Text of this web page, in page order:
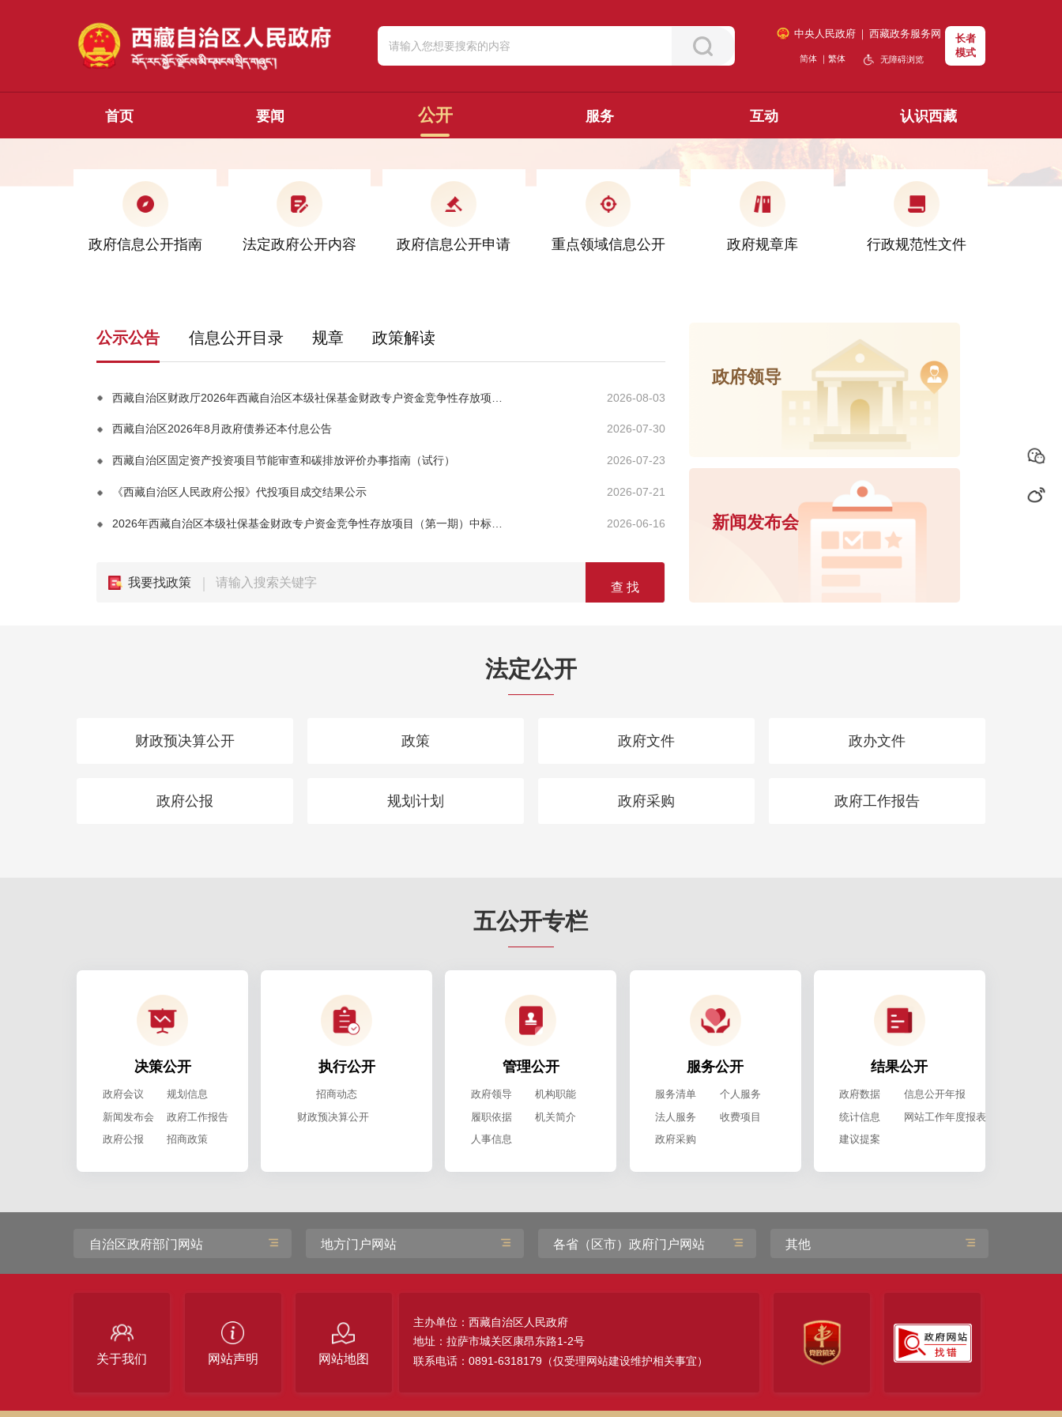
中央人民政府 ｜ 西藏政务服务网
简体｜ 繁体 无障碍浏览
长者
模式
首页 要闻 公开 服务 互动 认识西藏
政府信息公开指南 法定政府公开内容 政府信息公开申请 重点领域信息公开 政府规章库 行政规范性文件
公示公告 信息公开目录 规章 政策解读
2026-08-03
西藏自治区2026年8月政府债券还本付息公告 2026-07-30
西藏自治区固定资产投资项目节能审查和碳排放评价办事指南（试行） 2026-07-23
《西藏自治区人民政府公报》代投项目成交结果公示 2026-07-21
2026-06-16
我要找政策 查 找
政府领导
新闻发布会
法定公开
财政预决算公开 政策 政府文件 政办文件
政府公报 规划计划 政府采购 政府工作报告
五公开专栏
决策公开
政府会议 规划信息
新闻发布会 政府工作报告
政府公报 招商政策
执行公开
招商动态
财政预决算公开
管理公开
政府领导 机构职能
履职依据 机关简介
人事信息
服务公开
服务清单 个人服务
法人服务 收费项目
政府采购
结果公开
政府数据 信息公开年报
统计信息 网站工作年度报表
建议提案
自治区政府部门网站 地方门户网站 各省（区市）政府门户网站 其他
关于我们 网站声明 网站地图
主办单位：西藏自治区人民政府
地址：拉萨市城关区康昂东路1-2号
联系电话：0891-6318179（仅受理网站建设维护相关事宜）